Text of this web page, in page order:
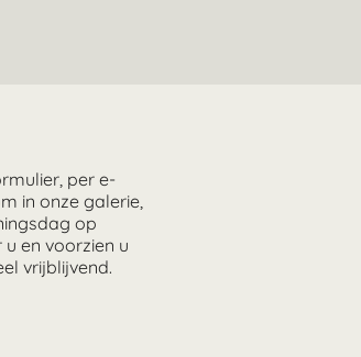
per e-
in onze galerie,
op
en voorzien u
vrijblijvend.